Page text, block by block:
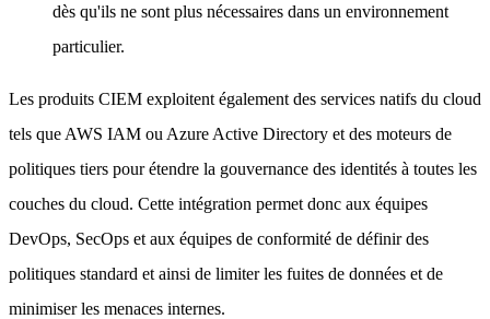
dès qu'ils ne sont plus nécessaires dans un environnement
particulier.
Les produits CIEM exploitent également des services natifs du cloud
tels que AWS IAM ou Azure Active Directory et des moteurs de
politiques tiers pour étendre la gouvernance des identités à toutes les
couches du cloud. Cette intégration permet donc aux équipes
DevOps, SecOps et aux équipes de conformité de définir des
politiques standard et ainsi de limiter les fuites de données et de
minimiser les menaces internes.